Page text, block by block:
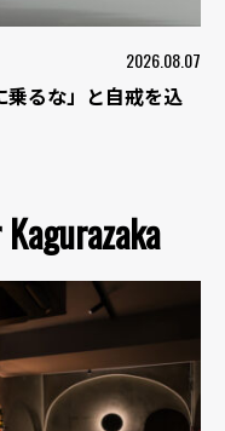
2026.08.07
乗るな」と自戒を込